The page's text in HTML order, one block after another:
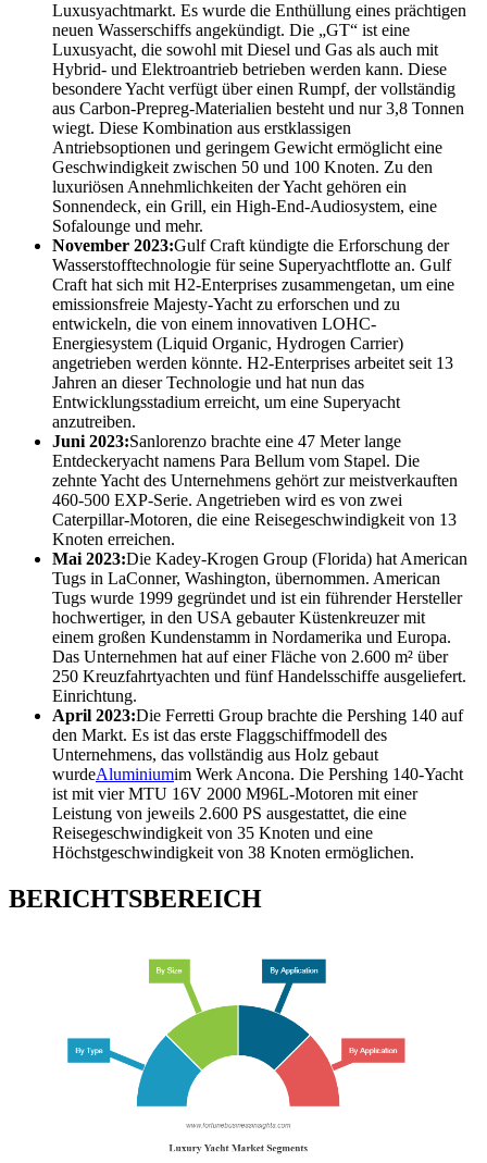
Luxusyachtmarkt. Es wurde die Enthüllung eines prächtigen
neuen Wasserschiffs angekündigt. Die „GT“ ist eine
Luxusyacht, die sowohl mit Diesel und Gas als auch mit
Hybrid- und Elektroantrieb betrieben werden kann. Diese
besondere Yacht verfügt über einen Rumpf, der vollständig
aus Carbon-Prepreg-Materialien besteht und nur 3,8 Tonnen
wiegt. Diese Kombination aus erstklassigen
Antriebsoptionen und geringem Gewicht ermöglicht eine
Geschwindigkeit zwischen 50 und 100 Knoten. Zu den
luxuriösen Annehmlichkeiten der Yacht gehören ein
Sonnendeck, ein Grill, ein High-End-Audiosystem, eine
Sofalounge und mehr.
November 2023:Gulf Craft kündigte die Erforschung der
Wasserstofftechnologie für seine Superyachtflotte an. Gulf
Craft hat sich mit H2-Enterprises zusammengetan, um eine
emissionsfreie Majesty-Yacht zu erforschen und zu
entwickeln, die von einem innovativen LOHC-
Energiesystem (Liquid Organic, Hydrogen Carrier)
angetrieben werden könnte. H2-Enterprises arbeitet seit 13
Jahren an dieser Technologie und hat nun das
Entwicklungsstadium erreicht, um eine Superyacht
anzutreiben.
Juni 2023:Sanlorenzo brachte eine 47 Meter lange
Entdeckeryacht namens Para Bellum vom Stapel. Die
zehnte Yacht des Unternehmens gehört zur meistverkauften
460-500 EXP-Serie. Angetrieben wird es von zwei
Caterpillar-Motoren, die eine Reisegeschwindigkeit von 13
Knoten erreichen.
Mai 2023:Die Kadey-Krogen Group (Florida) hat American
Tugs in LaConner, Washington, übernommen. American
Tugs wurde 1999 gegründet und ist ein führender Hersteller
hochwertiger, in den USA gebauter Küstenkreuzer mit
einem großen Kundenstamm in Nordamerika und Europa.
Das Unternehmen hat auf einer Fläche von 2.600 m² über
250 Kreuzfahrtyachten und fünf Handelsschiffe ausgeliefert.
Einrichtung.
April 2023:Die Ferretti Group brachte die Pershing 140 auf
den Markt. Es ist das erste Flaggschiffmodell des
Unternehmens, das vollständig aus Holz gebaut
wurdeAluminiumim Werk Ancona. Die Pershing 140-Yacht
ist mit vier MTU 16V 2000 M96L-Motoren mit einer
Leistung von jeweils 2.600 PS ausgestattet, die eine
Reisegeschwindigkeit von 35 Knoten und eine
Höchstgeschwindigkeit von 38 Knoten ermöglichen.
BERICHTSBEREICH